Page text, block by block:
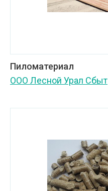
Пиломатериал
ООО Лесной Урал Сбыт